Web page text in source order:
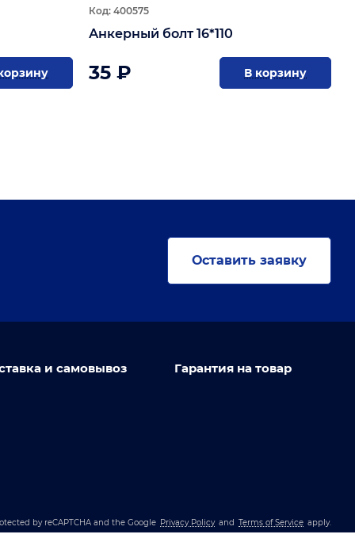
Код: 400575
Анкерный болт 16*110
35 ₽ В корзину
Оставить заявку
и самовывоз Гарантия на товар
by reCAPTCHA and the Google Privacy Policyand Terms of Service apply.